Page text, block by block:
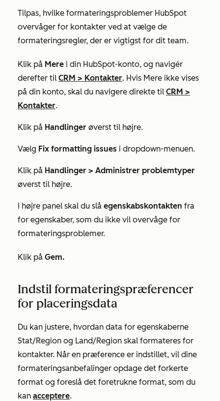
Tilpas, hvilke formateringsproblemer HubSpot
overvåger for kontakter ved at vælge de
formateringsregler, der er vigtigst for dit team.
Klik på Mere i din HubSpot-konto, og navigér
derefter til CRM > Kontakter. Hvis Mere ikke vises
på din konto, skal du navigere direkte til CRM >
Kontakter.
Klik på Handlinger øverst til højre.
Vælg Fix formatting issues i dropdown-menuen.
Klik på Handlinger > Administrer problemtyper
øverst til højre.
I højre panel skal du slå egenskabskontakten fra
for egenskaber, som du ikke vil overvåge for
formateringsproblemer.
Klik på Gem.
Indstil formateringspræferencer
for placeringsdata
Du kan justere, hvordan data for egenskaberne
Stat/Region og Land/Region skal formateres for
kontakter. Når en præference er indstillet, vil dine
formateringsanbefalinger opdage det forkerte
format og foreslå det foretrukne format, som du
kan acceptere.